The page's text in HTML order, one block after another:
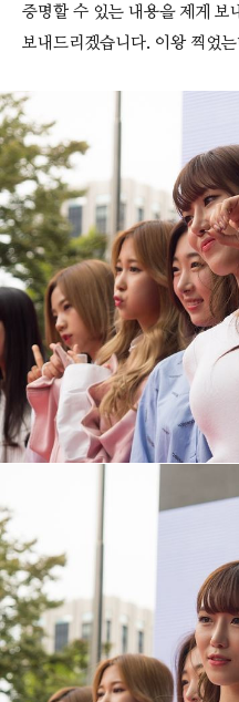
증명할 수 있는 내용을 제게 보
보내드리겠습니다. 이왕 찍었